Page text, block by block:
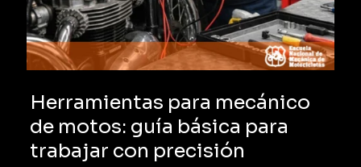
Herramientas para mecánico
de motos: guía básica para
trabajar con precisión